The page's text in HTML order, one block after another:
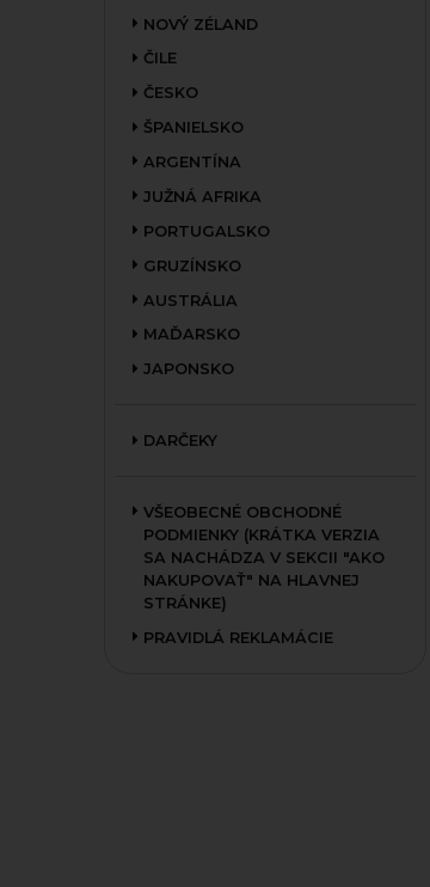
NOVÝ ZÉLAND
ČILE
ČESKO
ŠPANIELSKO
ARGENTÍNA
JUŽNÁ AFRIKA
PORTUGALSKO
GRUZÍNSKO
AUSTRÁLIA
MAĎARSKO
JAPONSKO
DARČEKY
VŠEOBECNÉ OBCHODNÉ
PODMIENKY (KRÁTKA VERZIA
SA NACHÁDZA V SEKCII "AKO
NAKUPOVAŤ" NA HLAVNEJ
STRÁNKE)
PRAVIDLÁ REKLAMÁCIE